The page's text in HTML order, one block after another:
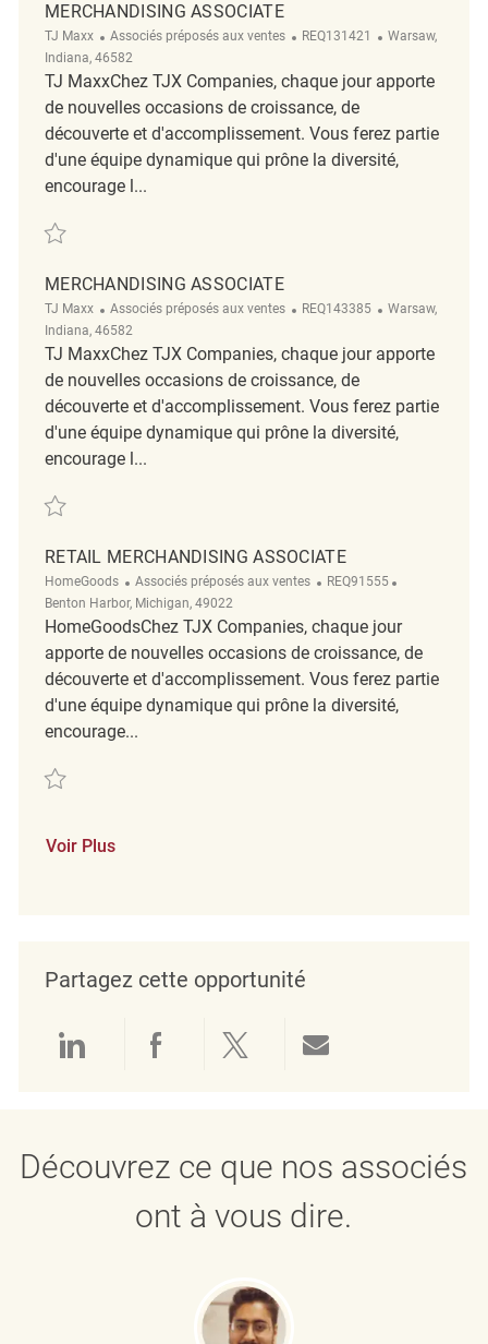
MERCHANDISING ASSOCIATE
TJ Maxx Catégorie
Associés préposés aux ventes ReqId
REQ131421 Emplacement
Warsaw,
Indiana, 46582
TJ MaxxChez TJX Companies, chaque jour apporte
de nouvelles occasions de croissance, de
découverte et d'accomplissement. Vous ferez partie
d'une équipe dynamique qui prône la diversité,
encourage l...
Sauvegarder Merchandising Associate REQ131421
MERCHANDISING ASSOCIATE
TJ Maxx Catégorie
Associés préposés aux ventes ReqId
REQ143385 Emplacement
Warsaw,
Indiana, 46582
TJ MaxxChez TJX Companies, chaque jour apporte
de nouvelles occasions de croissance, de
découverte et d'accomplissement. Vous ferez partie
d'une équipe dynamique qui prône la diversité,
encourage l...
Sauvegarder Merchandising Associate REQ143385
RETAIL MERCHANDISING ASSOCIATE
HomeGoods Catégorie
Associés préposés aux ventes ReqId
REQ91555
Benton Harbor, Michigan, 49022
HomeGoodsChez TJX Companies, chaque jour
apporte de nouvelles occasions de croissance, de
découverte et d'accomplissement. Vous ferez partie
d'une équipe dynamique qui prône la diversité,
encourage...
Sauvegarder Retail Merchandising Associate REQ91555
Voir Plus
Partagez cette opportunité
Partager via LinkedIn
Partager via Facebook
Partager via twitter
Découvrez ce que nos associés
ont à vous dire.